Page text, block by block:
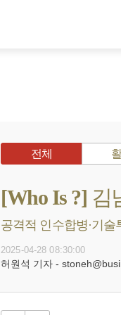
전체
[Who Is ?]
공격적 인수합병·기
2025-04-28 08:30:00
허원석 기자 -